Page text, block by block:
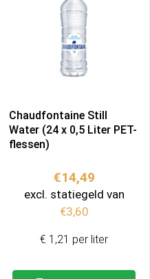
Chaudfontaine Still
Water (24 x 0,5 Liter PET-
flessen)
€14,49
excl. statiegeld van
€3,60
€ 1,21 per liter